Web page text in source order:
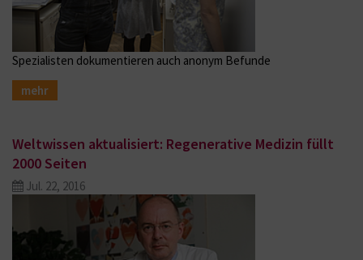
Spezialisten dokumentieren auch anonym Befunde
mehr
Weltwissen aktualisiert: Regenerative Medizin füllt
2000 Seiten
Jul. 22, 2016